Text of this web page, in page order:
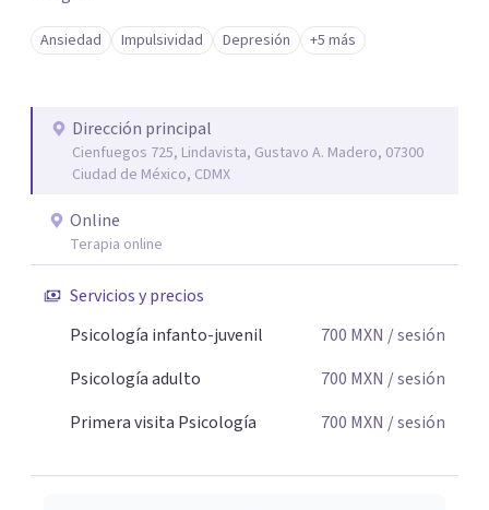
Ansiedad Impulsividad Depresión +5 más
Dirección principal
Cienfuegos 725, Lindavista, Gustavo A. Madero, 07300
Ciudad de México, CDMX
Online
Terapia online
Servicios y precios
Psicología infanto-juvenil
700 MXN / sesión
Psicología adulto
700 MXN / sesión
Primera visita Psicología
700 MXN / sesión